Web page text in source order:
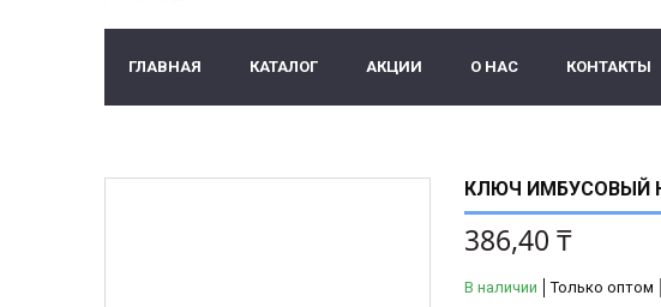
ГЛАВНАЯ КАТАЛОГ АКЦИИ О НАС КОНТАКТЫ
КЛЮЧ ИМБУСОВЫЙ
386,40 ₸
В наличии Только оптом